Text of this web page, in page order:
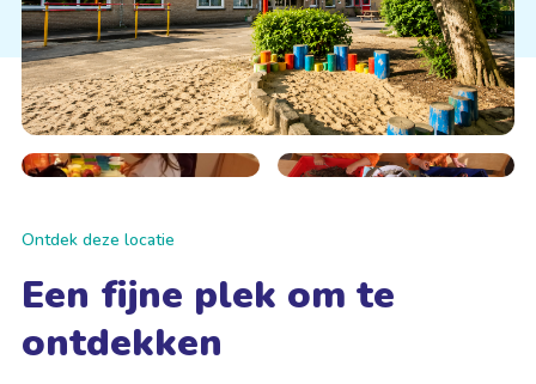
Ontdek deze locatie
Een fijne plek om te
ontdekken